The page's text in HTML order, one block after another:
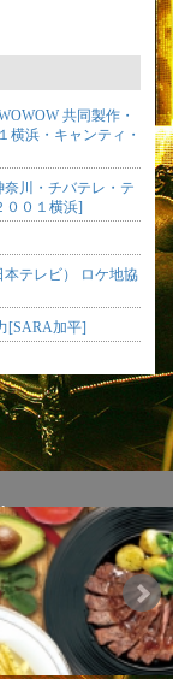
共同製作・
横浜・キャンティ・
奈川・チバテレ・テ
００１横浜]
本テレビ） ロケ地協
[SARA加平]